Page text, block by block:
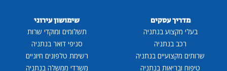
מדריך עסקים
בעלי מקצוע בנתניה
רכב בנתניה
שרותים מקצועיים בנתניה
טיפוח ובריאות בנתניה
שימושון עירוני
תשלומים ומוקדי שרות
סניפי דואר בנתניה
רשימת טלפונים חיוניים
משרדי ממשלה בנתניה